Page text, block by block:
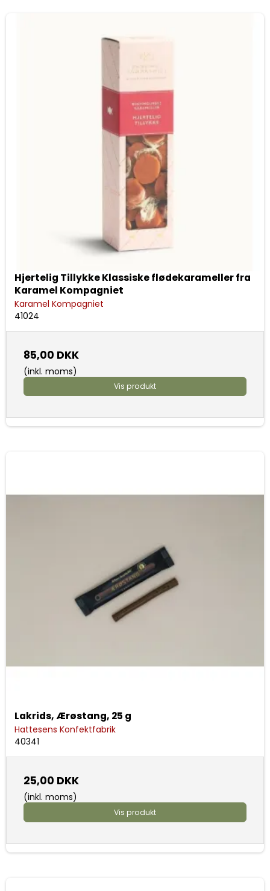
Hjertelig Tillykke Klassiske flødekarameller fra
Karamel Kompagniet
Karamel Kompagniet
41024
85,00 DKK
(inkl. moms)
Vis produkt
Lakrids, Ærøstang, 25 g
Hattesens Konfektfabrik
40341
25,00 DKK
(inkl. moms)
Vis produkt